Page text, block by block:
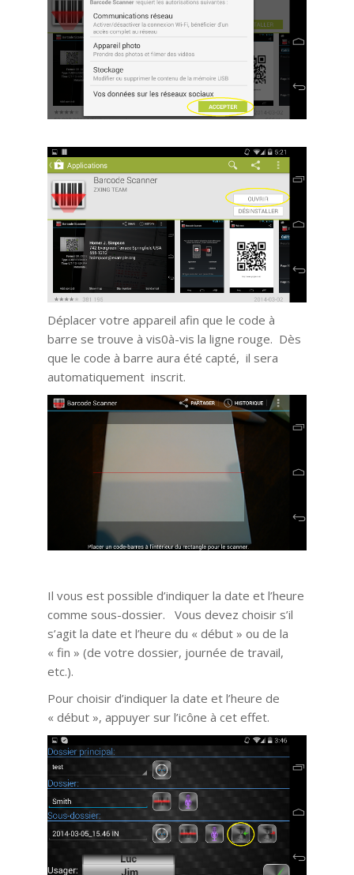
Déplacer votre appareil afin que le code à
barre se trouve à vis0à-vis la ligne rouge. Dès
que le code à barre aura été capté, il sera
automatiquement inscrit.
Il vous est possible d’indiquer la date et l’heure
comme sous-dossier. Vous devez choisir s’il
s’agit la date et l’heure du « début » ou de la
« fin » (de votre dossier, journée de travail,
etc.).
Pour choisir d’indiquer la date et l’heure de
« début », appuyer sur l’icône à cet effet.